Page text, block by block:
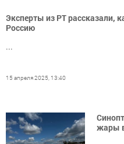
Эксперты из РТ рассказали,
Россию
...
15 апреля 2025, 13:40
жары